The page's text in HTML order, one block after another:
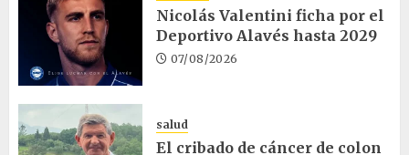
Nicolás Valentini ficha por el
Deportivo Alavés hasta 2029
07/08/2026
salud
El cribado de cáncer de colon